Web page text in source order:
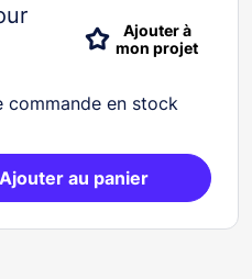
Ajouter à
mon projet
commande en stock
Ajouter au panier